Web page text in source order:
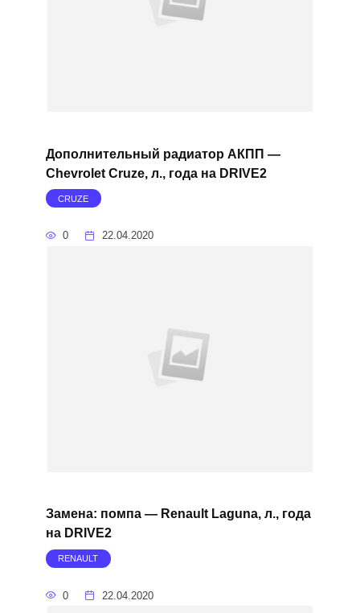
Дополнительный радиатор АКПП —
Chevrolet Cruze, л., года на DRIVE2
CRUZE
0 22.04.2020
Замена: помпа — Renault Laguna, л., года
на DRIVE2
RENAULT
0 22.04.2020